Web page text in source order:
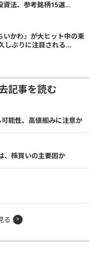
資法、参考銘柄15選...
いかわ』が大ヒット中の東
しぶりに注目される...
記事を読む
能性、高値掴みに注意か
、株買いの主要因か
る